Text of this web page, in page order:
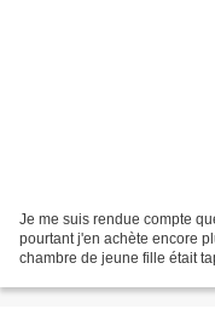
Je me suis rendue compte
pourtant j'en achète encore
chambre de jeune fille était